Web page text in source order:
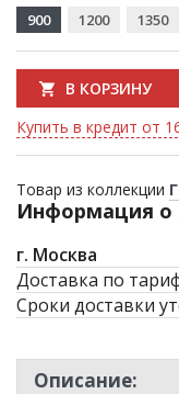
900 1200 1350
В КОРЗИНУ
Купить в кредит от
Товар из коллекции
Информация о
г. Москва
Доставка по
Сроки доставки
Описание: